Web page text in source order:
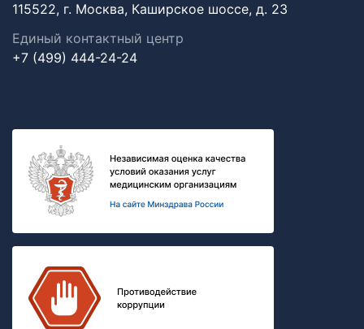
115522, г. Москва, Каширское шоссе, д. 23
Единый контактный центр
+7 (499) 444-24-24